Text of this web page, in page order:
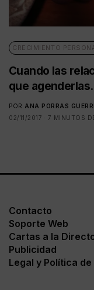
CRECIMIENTO
Cuando las
que
POR ANA PORRAS
02/11/2017
7 MINUTOS
Contacto
Soporte Web
Cartas a la
Publicidad
Legal y Política